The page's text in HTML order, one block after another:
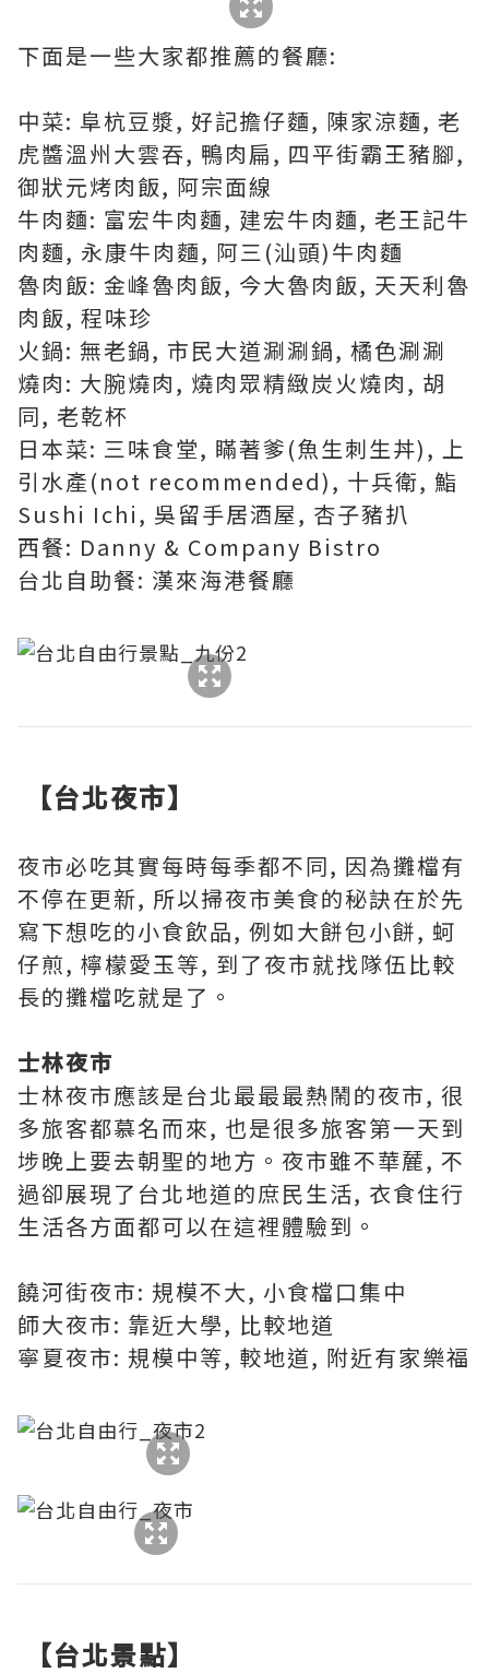
下面是一些大家都推薦的餐廳:
中菜: 阜杭豆漿, 好記擔仔麵, 陳家涼麵, 老
虎醬溫州大雲吞, 鴨肉扁, 四平街霸王豬腳,
御狀元烤肉飯, 阿宗面線
牛肉麵: 富宏牛肉麵, 建宏牛肉麵, 老王記牛
肉麵, 永康牛肉麵, 阿三(汕頭)牛肉麵
魯肉飯: 金峰魯肉飯, 今大魯肉飯, 天天利魯
肉飯, 程味珍
火鍋: 無老鍋, 市民大道涮涮鍋, 橘色涮涮
燒肉: 大腕燒肉, 燒肉眾精緻炭火燒肉, 胡
同, 老乾杯
日本菜: 三味食堂, 瞞著爹(魚生刺生丼), 上
引水產(not recommended), 十兵衛, 鮨
Sushi Ichi, 吳留手居酒屋, 杏子豬扒
西餐: Danny & Company Bistro
台北自助餐: 漢來海港餐廳
【台北夜市】
夜市必吃其實每時每季都不同, 因為攤檔有
不停在更新, 所以掃夜市美食的秘訣在於先
寫下想吃的小食飲品, 例如大餅包小餅, 蚵
仔煎, 檸檬愛玉等, 到了夜市就找隊伍比較
長的攤檔吃就是了。
士林夜市
士林夜市應該是台北最最最熱鬧的夜市, 很
多旅客都慕名而來, 也是很多旅客第一天到
埗晚上要去朝聖的地方。夜市雖不華麉, 不
過卻展現了台北地道的庶民生活, 衣食住行
生活各方面都可以在這裡體驗到。
饒河街夜市: 規模不大, 小食檔口集中
師大夜市: 靠近大學, 比較地道
寧夏夜市: 規模中等, 較地道, 附近有家樂福
【台北景點】